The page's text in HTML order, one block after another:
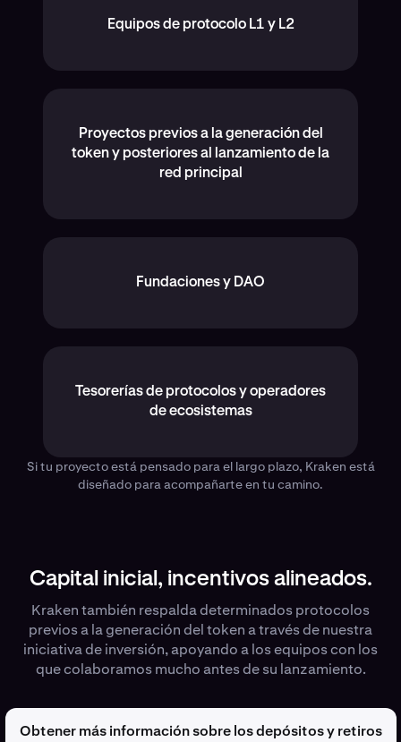
Equipos de protocolo L1 y L2
Proyectos previos a la generación del
token y posteriores al lanzamiento de la
red principal
Fundaciones y DAO
Tesorerías de protocolos y operadores
de ecosistemas
Si tu proyecto está pensado para el largo plazo, Kraken está
diseñado para acompañarte en tu camino.
Capital inicial, incentivos alineados.
Kraken también respalda determinados protocolos
previos a la generación del token a través de nuestra
iniciativa de inversión, apoyando a los equipos con los
que colaboramos mucho antes de su lanzamiento.
Obtener más información sobre los depósitos y retiros